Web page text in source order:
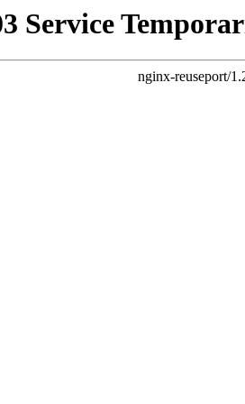
Service
nginx-reuseport/